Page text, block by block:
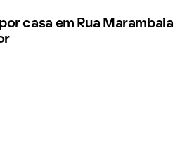
casa em Rua Marambaia